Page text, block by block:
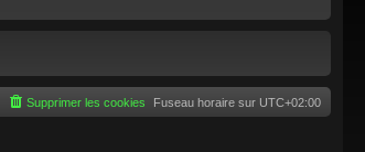
Fuseau horaire sur UTC+02:00
Supprimer les cookies